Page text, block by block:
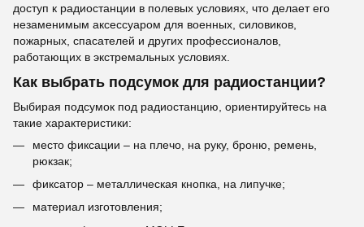
доступ к радиостанции в полевых условиях, что делает его
незаменимым аксессуаром для военных, силовиков,
пожарных, спасателей и других профессионалов,
работающих в экстремальных условиях.
Как выбрать подсумок для радиостанции?
Выбирая подсумок под радиостанцию, ориентируйтесь на
такие характеристики:
место фиксации – на плечо, на руку, броню, ремень,
рюкзак;
фиксатор – металлическая кнопка, на липучке;
материал изготовления;